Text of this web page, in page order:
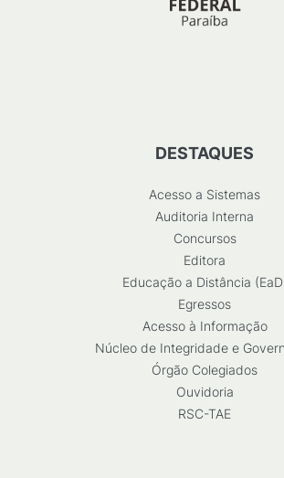
DESTAQUES
Acesso a Sistemas
Auditoria Interna
Concursos
Editora
Educação a Distância
Egressos
Acesso à Informação
Núcleo de Integridade e
Órgão Colegiados
Ouvidoria
RSC-TAE